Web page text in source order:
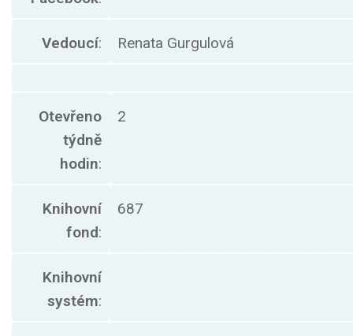
Vedoucí: Renata Gurgulová
Otevřeno
týdně
hodin:
2
Knihovní
fond:
687
Knihovní
systém: